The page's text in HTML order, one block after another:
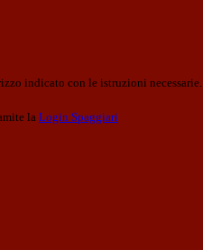
indicato con le istruzioni necessarie.
la Login Spaggiari